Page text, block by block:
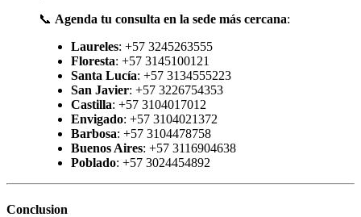
📞 Agenda tu consulta en la sede más cercana:
Laureles: +57 3245263555
Floresta: +57 3145100121
Santa Lucía: +57 3134555223
San Javier: +57 3226754353
Castilla: +57 3104017012
Envigado: +57 3104021372
Barbosa: +57 3104478758
Buenos Aires: +57 3116904638
Poblado: +57 3024454892
Conclusion